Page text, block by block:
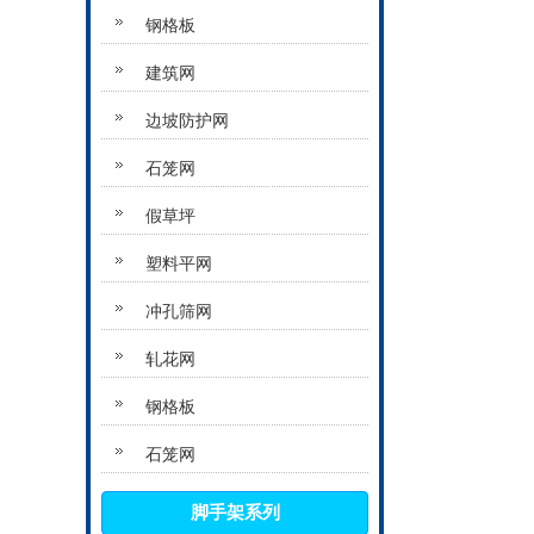
钢格板
建筑网
边坡防护网
石笼网
假草坪
塑料平网
冲孔筛网
轧花网
钢格板
石笼网
脚手架系列